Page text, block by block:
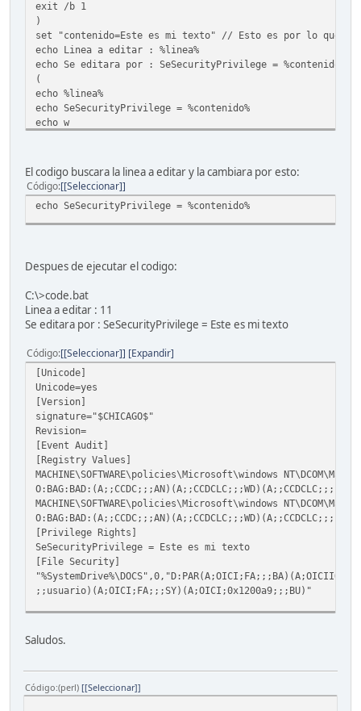
exit /b 1
)
set "contenido=Este es mi texto" // Esto es por lo que se
echo Linea a editar : %linea%
echo Se editara por : SeSecurityPrivilege = %contenido%
(
echo %linea%
echo SeSecurityPrivilege = %contenido%
echo w
for /l %%_ in (1,1,3) do echo.
type "file.txt"
set /p =
El codigo buscara la linea a editar y la cambiara por esto:
Código [Seleccionar]
echo SeSecurityPrivilege = %contenido%
Despues de ejecutar el codigo:
C:\>code.bat
Linea a editar : 11
Se editara por : SeSecurityPrivilege = Este es mi texto
Código [Seleccionar] Expandir
[Unicode]
Unicode=yes
[Version]
signature="$CHICAGO$"
Revision=
[Event Audit]
[Registry Values]
MACHINE\SOFTWARE\policies\Microsoft\windows
MACHINE\SOFTWARE\policies\Microsoft\windows
[Privilege Rights]
SeSecurityPrivilege = Este es mi texto
[File Security]
;;usuario)(A;OICI;FA;;;SY)(A;OICI;0x1200a9;;;BU)"
C:\>
Saludos.
Código (perl) [Seleccionar]